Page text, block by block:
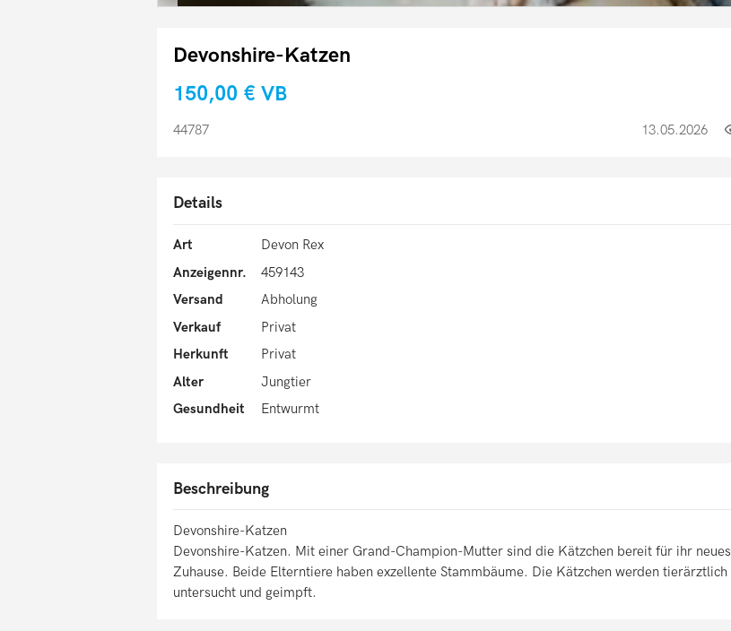
Devonshire-Katzen
150,00 € VB
44787 13.05.2026
Details
Art
Devon Rex
Anzeigennr.
459143
Versand
Abholung
Verkauf
Privat
Herkunft
Privat
Alter
Jungtier
Gesundheit
Entwurmt
Beschreibung
Devonshire-Katzen
Devonshire-Katzen. Mit einer Grand-Champion-Mutter sind die Kätzchen bereit für ihr neues
Zuhause. Beide Elterntiere haben exzellente Stammbäume. Die Kätzchen werden tierärztlich
untersucht und geimpft.